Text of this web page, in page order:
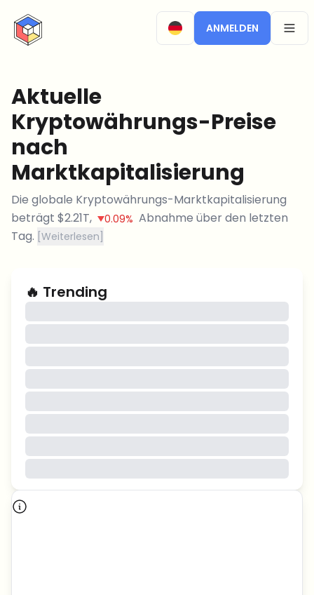
CryptoTicker
ANMELDEN
Aktuelle
Kryptowährungs-Preise
nach
Marktkapitalisierung
Die globale Kryptowährungs-Marktkapitalisierung
beträgt $2.21T, 0.09% Abnahme über den letzten
Tag. Weiterlesen
🔥 Trending